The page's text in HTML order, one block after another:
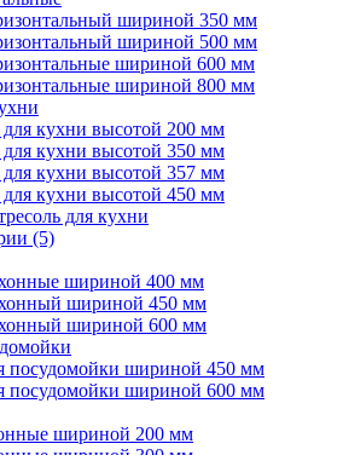
шириной 350 мм
шириной 500 мм
шириной 600 мм
шириной 800 мм
кухни высотой 200 мм
кухни высотой 350 мм
кухни высотой 357 мм
кухни высотой 450 мм
для кухни
(5)
шириной 400 мм
шириной 450 мм
шириной 600 мм
посудомойки шириной 450 мм
посудомойки шириной 600 мм
шириной 200 мм